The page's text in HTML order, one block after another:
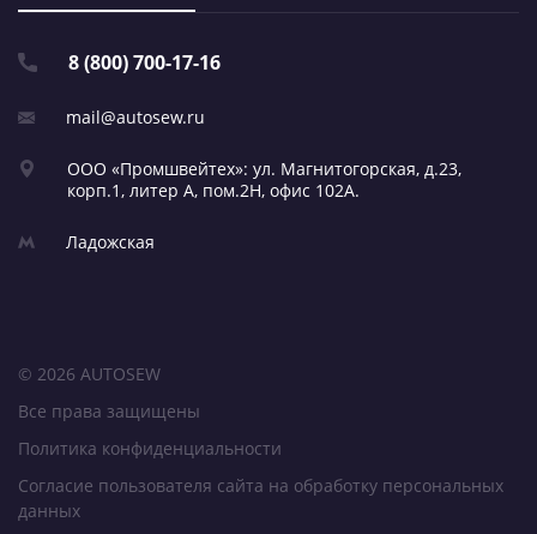
8 (800) 700-17-16
mail@autosew.ru
ООО «Промшвейтех»: ул. Магнитогорская, д.23,
корп.1, литер А, пом.2Н, офис 102А.
Ладожская
© 2026 AUTOSEW
Все права защищены
Политика конфиденциальности
Согласие пользователя сайта на обработку персональных
данных